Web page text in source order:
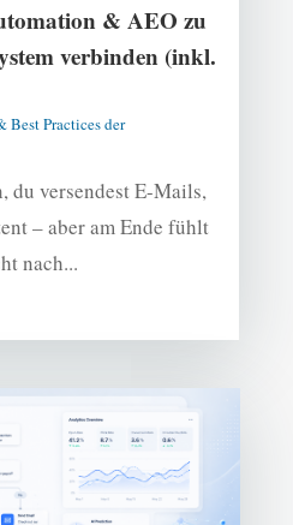
& AEO zu
verbinden (inkl.
Best Practices der
du versendest E-Mails,
– aber am Ende fühlt
nach...